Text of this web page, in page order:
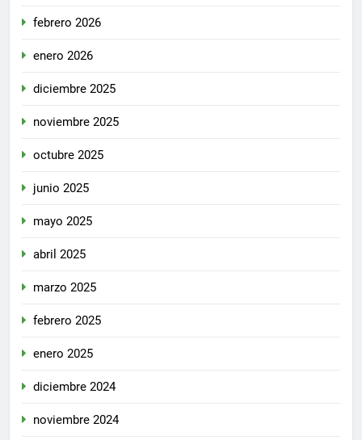
febrero 2026
enero 2026
diciembre 2025
noviembre 2025
octubre 2025
junio 2025
mayo 2025
abril 2025
marzo 2025
febrero 2025
enero 2025
diciembre 2024
noviembre 2024